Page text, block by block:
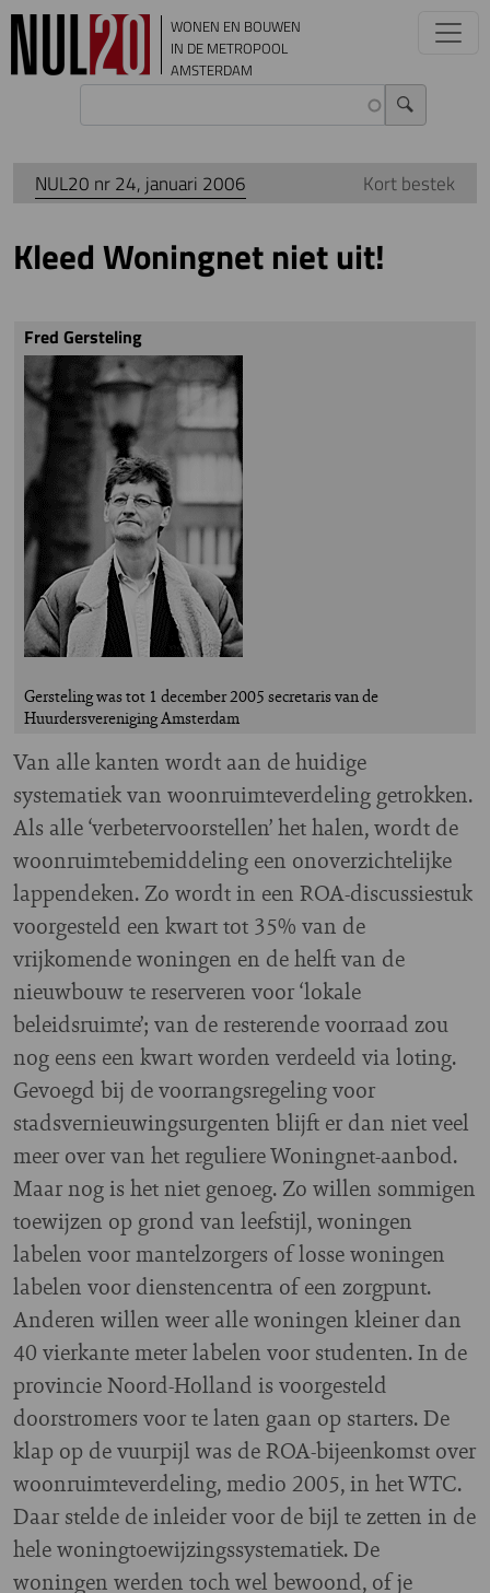
Overslaan en naar de inhoud gaan
WONEN EN BOUWEN
IN DE METROPOOL
AMSTERDAM
NUL20 nr 24, januari 2006 Kort bestek
Kleed Woningnet niet uit!
Fred Gersteling
Gersteling was tot 1 december 2005 secretaris van de
Huurdersvereniging Amsterdam
Van alle kanten wordt aan de huidige
systematiek van woonruimteverdeling getrokken.
Als alle ‘verbetervoorstellen’ het halen, wordt de
woonruimtebemiddeling een onoverzichtelijke
lappendeken. Zo wordt in een ROA-discussiestuk
voorgesteld een kwart tot 35% van de
vrijkomende woningen en de helft van de
nieuwbouw te reserveren voor ‘lokale
beleidsruimte’; van de resterende voorraad zou
nog eens een kwart worden verdeeld via loting.
Gevoegd bij de voorrangsregeling voor
stadsvernieuwingsurgenten blijft er dan niet veel
meer over van het reguliere Woningnet-aanbod.
Maar nog is het niet genoeg. Zo willen sommigen
toewijzen op grond van leefstijl, woningen
labelen voor mantelzorgers of losse woningen
labelen voor dienstencentra of een zorgpunt.
Anderen willen weer alle woningen kleiner dan
40 vierkante meter labelen voor studenten. In de
provincie Noord-Holland is voorgesteld
doorstromers voor te laten gaan op starters. De
klap op de vuurpijl was de ROA-bijeenkomst over
woonruimteverdeling, medio 2005, in het WTC.
Daar stelde de inleider voor de bijl te zetten in de
hele woningtoewijzingssystematiek. De
woningen werden toch wel bewoond, of je